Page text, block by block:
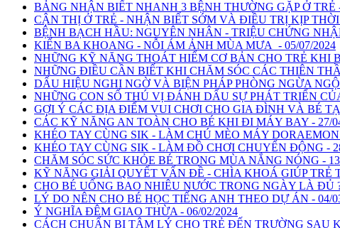
BẢNG NHẬN BIẾT NHANH 3 BỆNH THƯỜNG GẶP Ở TRẺ
CẬN THỊ Ở TRẺ - NHẬN BIẾT SỚM VÀ ĐIỀU TRỊ KỊP THỜI
BỆNH BẠCH HẦU: NGUYÊN NHÂN - TRIỆU CHỨNG
KIẾN BA KHOANG - NỖI ÁM ẢNH MÙA MƯA - 05/07/2024
NHỮNG KỸ NĂNG THOÁT HIỂM CƠ BẢN CHO TRẺ KHI
NHỮNG ĐIỀU CẦN BIẾT KHI CHĂM SÓC CÁC THIÊN
DẤU HIỆU NGHI NGỜ VÀ BIỆN PHÁP PHÒNG NGỪA
NHỮNG CON SỐ THÚ VỊ ĐÁNH DẤU SỰ PHÁT TRIỂN
GỢI Ý CÁC ĐỊA ĐIỂM VUI CHƠI CHO GIA ĐÌNH VÀ BÉ
CÁC KỸ NĂNG AN TOÀN CHO BÉ KHI ĐI MÁY BAY - 27/
KHÉO TAY CÙNG SIK - LÀM CHÚ MÈO MÁY DORAEMON
KHÉO TAY CÙNG SIK - LÀM ĐỒ CHƠI CHUYỂN ĐỘNG -
CHĂM SÓC SỨC KHỎE BÉ TRONG MÙA NẮNG NÓNG -
KỸ NĂNG GIẢI QUYẾT VẤN ĐỀ - CHÌA KHOÁ GIÚP TRẺ
CHO BÉ UỐNG BAO NHIÊU NƯỚC TRONG NGÀY LÀ ĐỦ
LÝ DO NÊN CHO BÉ HỌC TIẾNG ANH THEO DỰ ÁN - 04/
Ý NGHĨA ĐÊM GIAO THỪA - 06/02/2024
CÁCH CHUẨN BỊ TÂM LÝ CHO TRẺ ĐẾN TRƯỜNG SAU